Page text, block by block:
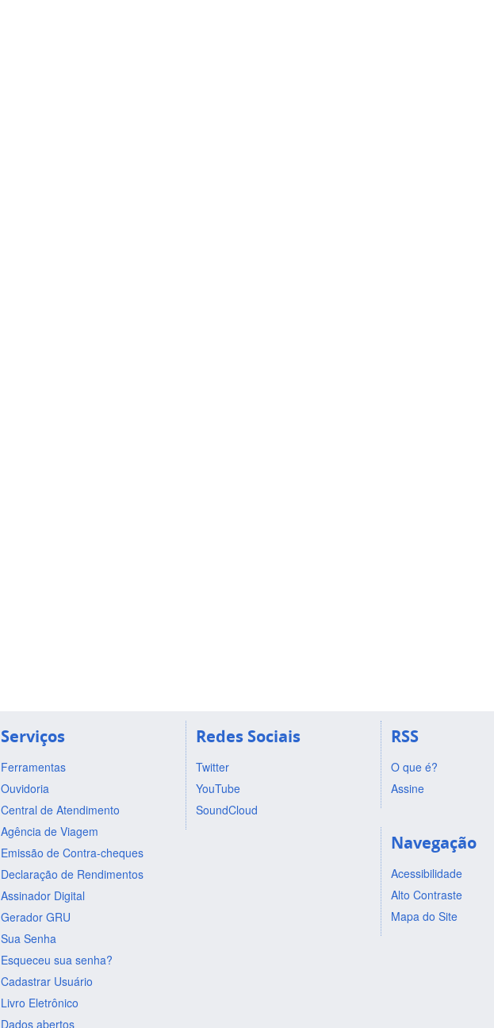
Serviços
Ferramentas
Ouvidoria
Central de Atendimento
Agência de Viagem
Emissão de Contra-cheques
Declaração de Rendimentos
Assinador Digital
Gerador GRU
Sua Senha
Esqueceu sua senha?
Cadastrar Usuário
Livro Eletrônico
Dados abertos
Redes Sociais
Twitter
YouTube
SoundCloud
RSS
O que é?
Assine
Navegação
Acessibilidade
Alto Contraste
Mapa do Site